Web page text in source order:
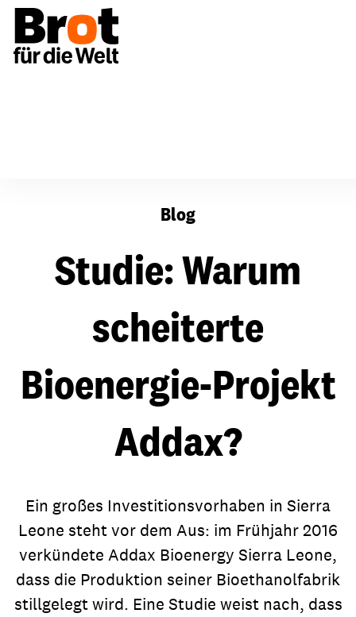
Blog
Studie: Warum
scheiterte
Bioenergie-Projekt
Addax?
Ein großes Investitionsvorhaben in Sierra
Leone steht vor dem Aus: im Frühjahr 2016
verkündete Addax Bioenergy Sierra Leone,
dass die Produktion seiner Bioethanolfabrik
stillgelegt wird. Eine Studie weist nach, dass